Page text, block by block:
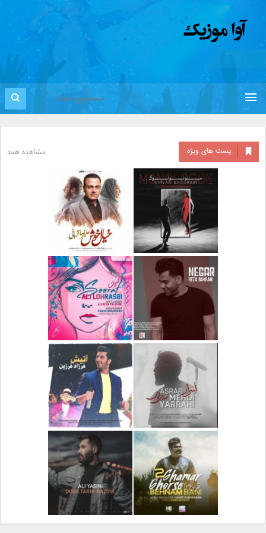
پست های ویژه مشاهده همه
دانلود آلبوم جدید سیروان
خسروی بنام مونولوگ
دانلود آهنگ جدید علیرضا
قربانی بنام خیال خوش
دانلود آهنگ جدید رضا
بهرام بنام نگار
دانلود آهنگ جدید علی
لهراسبی بنام صورت
دانلود آهنگ جدید مهدی
یراحی بنام اسرار
دانلود آهنگ جدید فرزاد
فرزین بنام آتیش